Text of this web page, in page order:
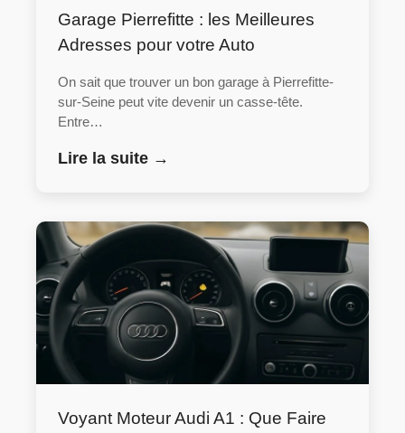
Garage Pierrefitte : les Meilleures
Adresses pour votre Auto
On sait que trouver un bon garage à Pierrefitte-
sur-Seine peut vite devenir un casse-tête.
Entre…
Lire la suite →
Voyant Moteur Audi A1 : Que Faire